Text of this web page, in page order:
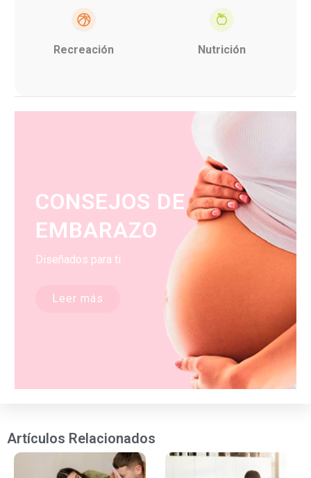
Recreación Nutrición
CONSEJOS DE
EMBARAZO
Diseñados para ti
Leer más
Artículos Relacionados